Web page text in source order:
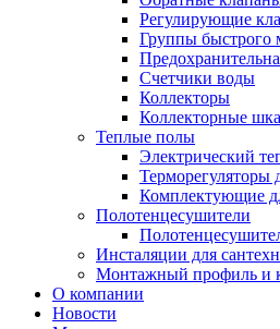
Регулирующие
Группы быстрого
Счетчики воды
Коллекторы
Коллекторные
Теплые полы
Электрический
Терморегуляторы
Комплектующие
Полотенцесушители
Инсталяции для
Монтажный профиль и
О компании
Новости